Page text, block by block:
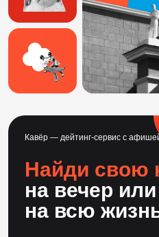
Кавёр — дейтинг-сервис с
Найди свою
на вечер
на всю